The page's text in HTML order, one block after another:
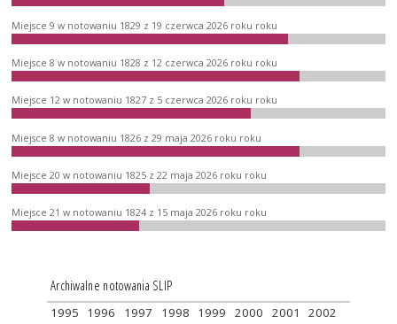
Miejsce 9 w notowaniu 1829 z 19 czerwca 2026 roku roku
Miejsce 8 w notowaniu 1828 z 12 czerwca 2026 roku roku
Miejsce 12 w notowaniu 1827 z 5 czerwca 2026 roku roku
Miejsce 8 w notowaniu 1826 z 29 maja 2026 roku roku
Miejsce 20 w notowaniu 1825 z 22 maja 2026 roku roku
Miejsce 21 w notowaniu 1824 z 15 maja 2026 roku roku
Archiwalne notowania SLIP
1995 1996 1997 1998 1999 2000 2001
2002